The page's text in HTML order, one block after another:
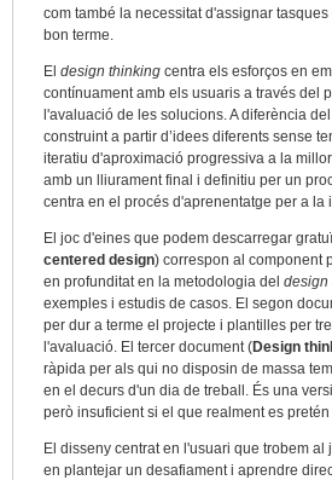
com també la necessitat d'assignar
bon terme.
El design thinking centra els esforços en
contínuament amb els usuaris a través del
l'avaluació de les solucions. A diferència
construint a partir d’idees diferents sense
iteratiu d'aproximació progressiva a la
amb un lliurament final i definitiu per un
centra en el procés d'aprenentatge per a
El joc d'eines que podem descarregar
centered design) correspon al component
en profunditat en la metodologia del design
exemples i estudis de casos. El segon
per dur a terme el projecte i plantilles per
l'avaluació. El tercer document (Design
ràpida per als qui no disposin de massa
en el decurs d'un dia de treball. És una
però insuficient si el que realment es
El disseny centrat en l'usuari que trobem
en plantejar un desafiament i aprendre